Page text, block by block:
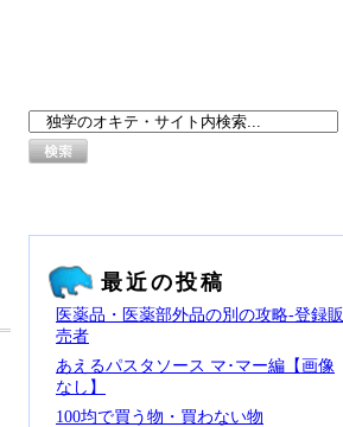
最近の投稿
医薬品・医薬部外品の別の攻略‐登録販
売者
あえるパスタソース マ･マー編【画像
なし】
100均で買う物・買わない物